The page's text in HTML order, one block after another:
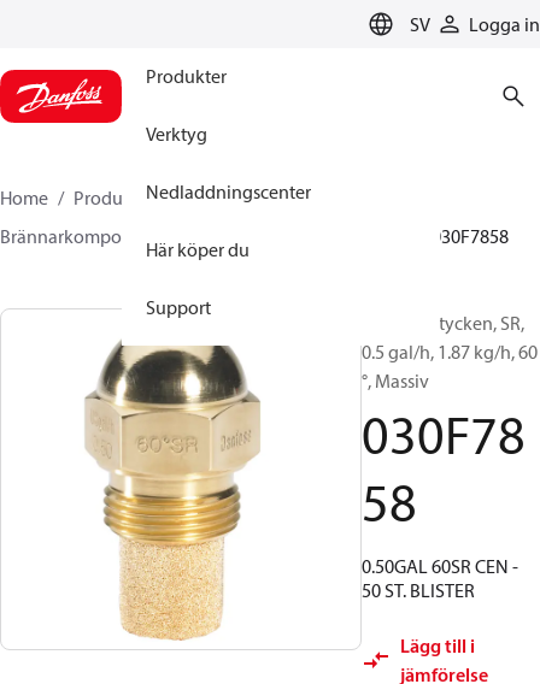
SV Logga in
Produkter
Verktyg
Nedladdningscenter
Här köper du
Support
Home Produkter
Climate Solutions for heating
Brännarkomponenter
030F7858
Oljemunstycken, SR,
0.5 gal/h, 1.87 kg/h, 60
°, Massiv
030F78
58
0.50GAL 60SR CEN -
50 ST. BLISTER
Lägg till i
jämförelse